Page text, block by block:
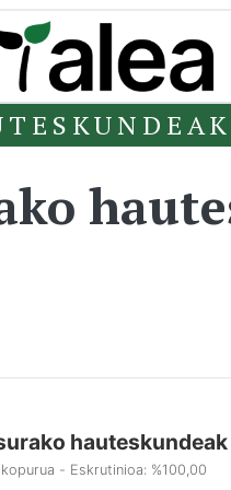
- Eskrutinioa: %100,00